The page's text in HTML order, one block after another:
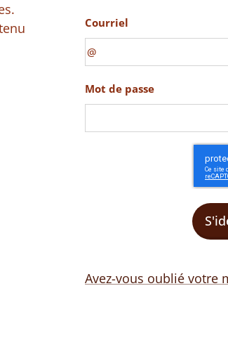
Courriel
Mot de passe
Avez-vous oublié votre